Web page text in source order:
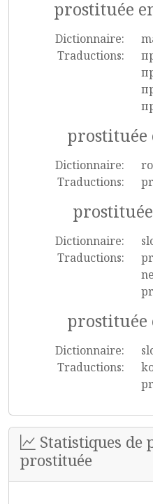
prostituée
Dictionnaire:
Traductions:
Dictionnaire:
Traductions:
Dictionnaire:
Traductions:
prostituée
Dictionnaire:
Traductions:
Statistiques de
prostituée